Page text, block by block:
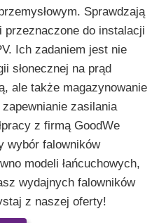
Sprawdzają
do instalacji
Ich zadaniem jest nie
słonecznej na prąd
ale także magazynowanie
zasilania
z firmą GoodWe
wybór falowników
modeli łańcuchowych,
wydajnych falowników
z naszej oferty!